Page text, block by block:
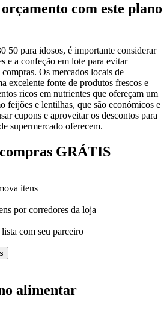
com este plano
50 para idosos, é importante considerar
e a confeção em lote para evitar
Os mercados locais de
excelente fonte de produtos frescos e
ricos em nutrientes que ofereçam um
feijões e lentilhas, que são económicos e
cupons e aproveitar os descontos para
supermercado oferecem.
GRÁTIS
itens
por corredores da loja
com seu parceiro
alimentar